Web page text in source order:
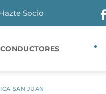
Socio
SAN JUAN